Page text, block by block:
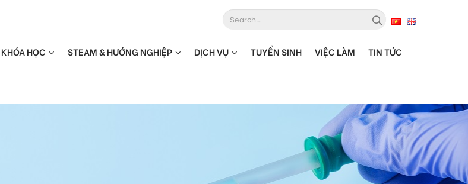
KHÓA HỌC STEAM & HƯỚNG NGHIỆP DỊCH VỤ TUYỂN SINH VIỆC LÀM
TIN TỨC